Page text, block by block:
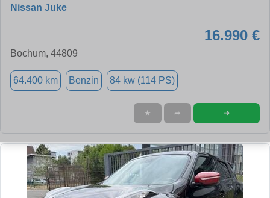
Nissan Juke
16.990 €
Bochum, 44809
64.400 km Benzin 84 kw (114 PS)
★ ➦ ➜